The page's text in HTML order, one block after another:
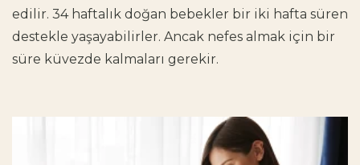
edilir. 34 haftalık doğan bebekler bir iki hafta süren
destekle yaşayabilirler. Ancak nefes almak için bir
süre küvezde kalmaları gerekir.